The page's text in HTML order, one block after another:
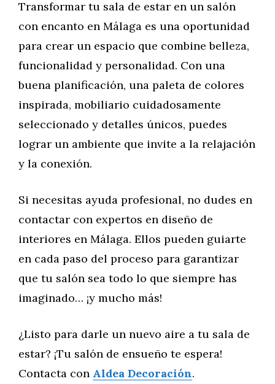
Transformar tu sala de estar en un salón
con encanto en Málaga es una oportunidad
para crear un espacio que combine belleza,
funcionalidad y personalidad. Con una
buena planificación, una paleta de colores
inspirada, mobiliario cuidadosamente
seleccionado y detalles únicos, puedes
lograr un ambiente que invite a la relajación
y la conexión.
Si necesitas ayuda profesional, no dudes en
contactar con expertos en diseño de
interiores en Málaga. Ellos pueden guiarte
en cada paso del proceso para garantizar
que tu salón sea todo lo que siempre has
imaginado… ¡y mucho más!
¿Listo para darle un nuevo aire a tu sala de
estar? ¡Tu salón de ensueño te espera!
Contacta con Aldea Decoración.